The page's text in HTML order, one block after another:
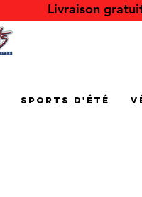
Livraison
Sports d'été